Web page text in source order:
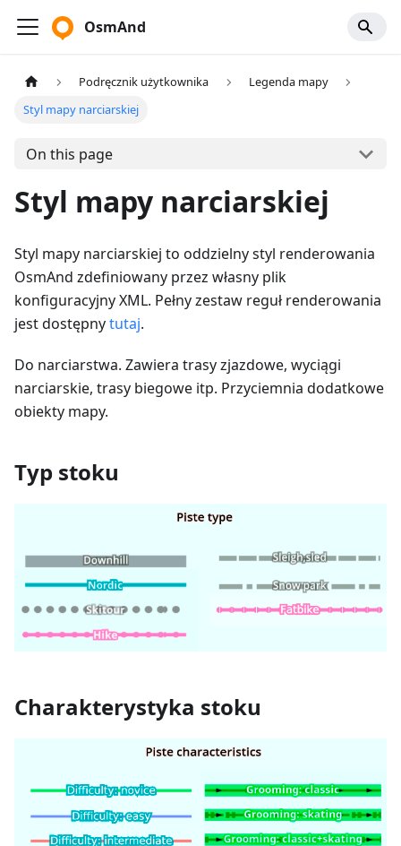
OsmAnd
Podręcznik użytkownika
Legenda mapy
Styl mapy narciarskiej
On this page
Styl mapy narciarskiej
Styl mapy narciarskiej to oddzielny styl renderowania
OsmAnd zdefiniowany przez własny plik
konfiguracyjny XML. Pełny zestaw reguł renderowania
jest dostępnytutaj.
Do narciarstwa. Zawiera trasy zjazdowe, wyciągi
narciarskie, trasy biegowe itp. Przyciemnia dodatkowe
obiekty mapy.
Typ stoku
Charakterystyka stoku